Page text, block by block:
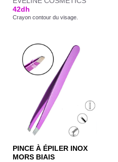
42dh
Crayon contour du visage.
PINCE À ÉPILER INOX
MORS BIAIS